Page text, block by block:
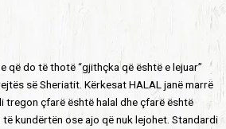
që do të thotë “gjithçka që është e lejuar”
së Sheriatit. Kërkesat HALAL janë marrë
tregon çfarë është halal dhe çfarë është
të kundërtën ose ajo që nuk lejohet. Standardi